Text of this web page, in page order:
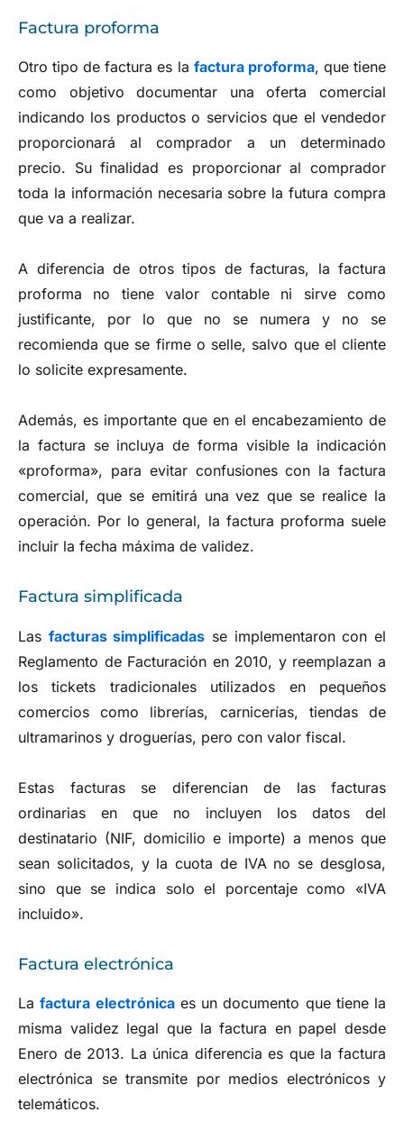
Factura proforma
Otro tipo de factura es la factura proforma, que tiene
como objetivo documentar una oferta comercial
indicando los productos o servicios que el vendedor
proporcionará al comprador a un determinado
precio. Su finalidad es proporcionar al comprador
toda la información necesaria sobre la futura compra
que va a realizar.
A diferencia de otros tipos de facturas, la factura
proforma no tiene valor contable ni sirve como
justificante, por lo que no se numera y no se
recomienda que se firme o selle, salvo que el cliente
lo solicite expresamente.
Además, es importante que en el encabezamiento de
la factura se incluya de forma visible la indicación
«proforma», para evitar confusiones con la factura
comercial, que se emitirá una vez que se realice la
operación. Por lo general, la factura proforma suele
incluir la fecha máxima de validez.
Factura simplificada
Las facturas simplificadas se implementaron con el
Reglamento de Facturación en 2010, y reemplazan a
los tickets tradicionales utilizados en pequeños
comercios como librerías, carnicerías, tiendas de
ultramarinos y droguerías, pero con valor fiscal.
Estas facturas se diferencian de las facturas
ordinarias en que no incluyen los datos del
destinatario (NIF, domicilio e importe) a menos que
sean solicitados, y la cuota de IVA no se desglosa,
sino que se indica solo el porcentaje como «IVA
incluido».
Factura electrónica
Lafactura electrónicaes un documento que tiene la
misma validez legal que la factura en papel desde
Enero de 2013. La única diferencia es que la factura
electrónica se transmite por medios electrónicos y
telemáticos.